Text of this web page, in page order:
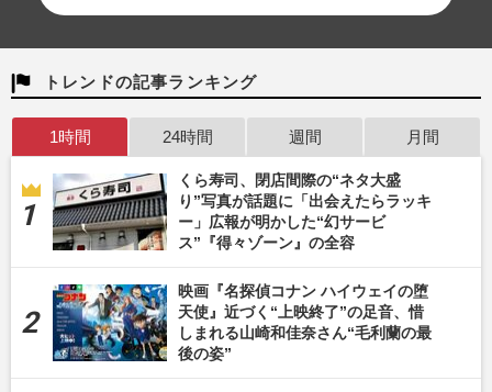
トレンドの記事ランキング
1時間 24時間 週間 月間
くら寿司、閉店間際の“ネタ大盛
り”写真が話題に「出会えたらラッキ
ー」広報が明かした“幻サービ
ス”『得々ゾーン』の全容
映画『名探偵コナン ハイウェイの堕
天使』近づく“上映終了”の足音、惜
しまれる山崎和佳奈さん“毛利蘭の最
後の姿”